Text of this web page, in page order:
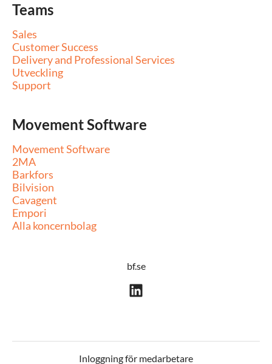
Teams
Sales
Customer Success
Delivery and Professional Services
Utveckling
Support
Movement Software
Movement Software
2MA
Barkfors
Bilvision
Cavagent
Empori
Alla koncernbolag
bf.se
Inloggning för medarbetare